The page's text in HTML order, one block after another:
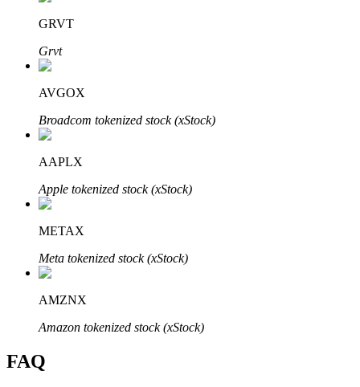
Meer informatie over het verdienen van passief inkomen
Bitrue
Bitrue-partners
Tot 65% commissies!
GRVT
Grvt
AVGOX
Broadcom tokenized stock (xStock)
AAPLX
Apple tokenized stock (xStock)
METAX
Meta tokenized stock (xStock)
AMZNX
Amazon tokenized stock (xStock)
FAQ